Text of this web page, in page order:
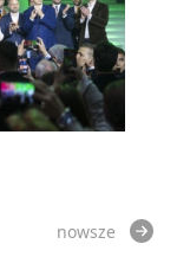
nowsze